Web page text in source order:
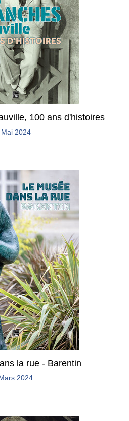
100 ans d'histoires
Mai 2024
la rue - Barentin
2024